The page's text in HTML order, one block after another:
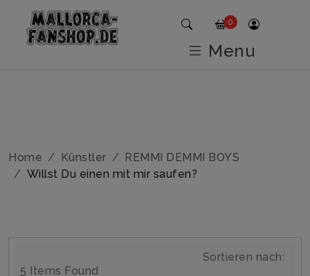
Home Künstler
REMMI DEMMI BOYS
Willst Du einen mit mir saufen?
5 Items Found
Sortieren nach:
0
Menu